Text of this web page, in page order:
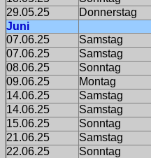
29.05.25
Donnerstag
Juni
07.06.25
Samstag
07.06.25
Samstag
08.06.25
Sonntag
09.06.25
Montag
14.06.25
Samstag
14.06.25
Samstag
15.06.25
Sonntag
21.06.25
Samstag
22.06.25
Sonntag